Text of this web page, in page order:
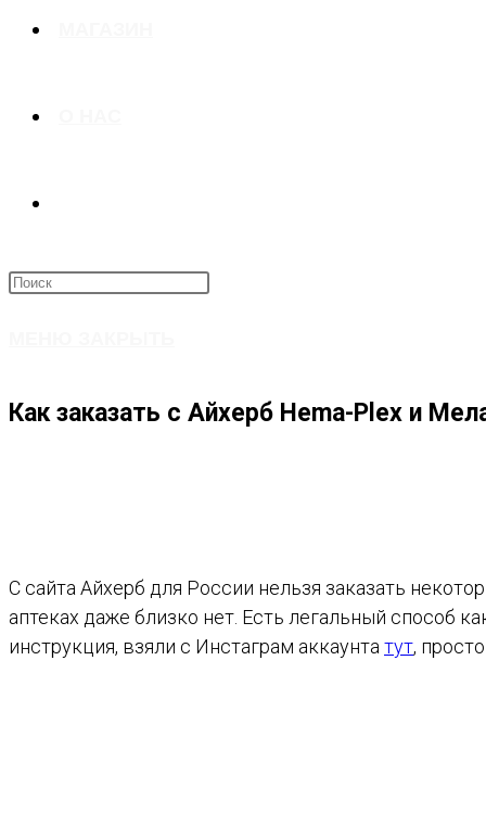
ПОИСК
Как заказать с Айхерб Hema-Plex и
С сайта Айхерб для России нельзя заказать
аптеках даже близко нет. Есть легальный способ
инструкция, взяли с Инстаграм аккаунта тут,